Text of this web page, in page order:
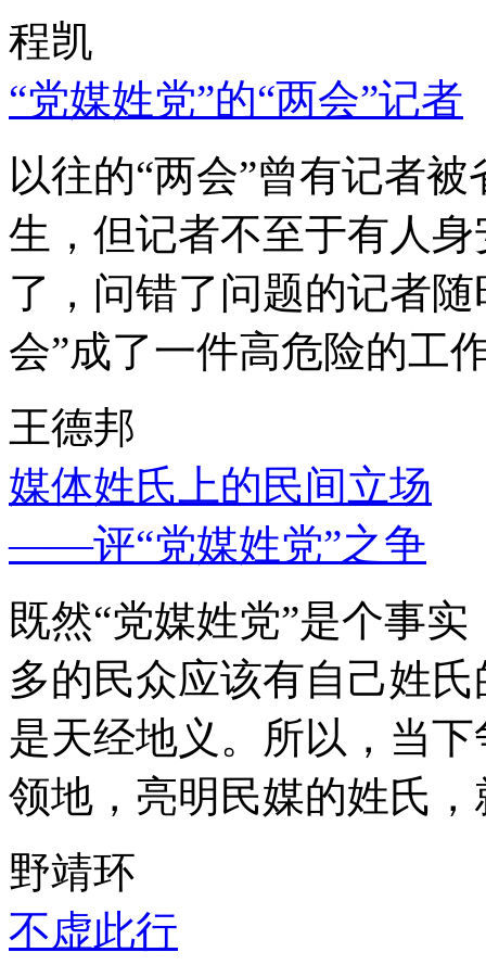
程凯
“党媒姓党”的“两会”记者
以往的“两会”曾有记者
生，但记者不至于有人
了，问错了问题的记者
会”成了一件高危险的工
王德邦
媒体姓氏上的民间立场
——评“党媒姓党”之争
既然“党媒姓党”是个事
多的民众应该有自己姓
是天经地义。所以，当
领地，亮明民媒的姓氏
野靖环
不虚此行